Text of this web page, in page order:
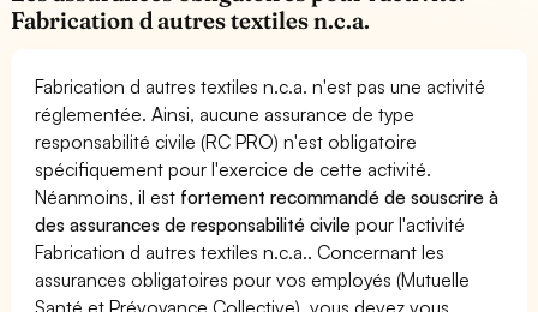
Fabrication d autres textiles n.c.a.
Fabrication d autres textiles n.c.a. n'est pas une activité
réglementée. Ainsi, aucune assurance de type
responsabilité civile (RC PRO) n'est obligatoire
spécifiquement pour l'exercice de cette activité.
Néanmoins, il est fortement recommandé de souscrire à
des assurances de responsabilité civile pour l'activité
Fabrication d autres textiles n.c.a.. Concernant les
assurances obligatoires pour vos employés (Mutuelle
Santé et Prévoyance Collective), vous devez vous